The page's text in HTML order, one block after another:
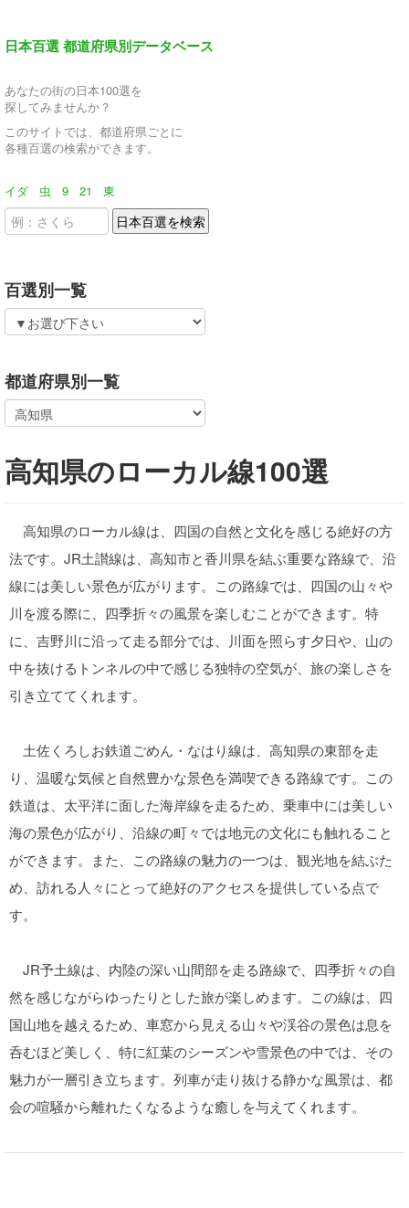
日本百選 都道府県別データベース
あなたの街の日本100選を
探してみませんか？
このサイトでは、都道府県ごとに
各種百選の検索ができます。
イダ 虫 9 21 東
百選別一覧
都道府県別一覧
高知県のローカル線100選
高知県のローカル線は、四国の自然と文化を感じる絶好の方
法です。JR土讃線は、高知市と香川県を結ぶ重要な路線で、沿
線には美しい景色が広がります。この路線では、四国の山々や
川を渡る際に、四季折々の風景を楽しむことができます。特
に、吉野川に沿って走る部分では、川面を照らす夕日や、山の
中を抜けるトンネルの中で感じる独特の空気が、旅の楽しさを
引き立ててくれます。
土佐くろしお鉄道ごめん・なはり線は、高知県の東部を走
り、温暖な気候と自然豊かな景色を満喫できる路線です。この
鉄道は、太平洋に面した海岸線を走るため、乗車中には美しい
海の景色が広がり、沿線の町々では地元の文化にも触れること
ができます。また、この路線の魅力の一つは、観光地を結ぶた
め、訪れる人々にとって絶好のアクセスを提供している点で
す。
JR予土線は、内陸の深い山間部を走る路線で、四季折々の自
然を感じながらゆったりとした旅が楽しめます。この線は、四
国山地を越えるため、車窓から見える山々や渓谷の景色は息を
呑むほど美しく、特に紅葉のシーズンや雪景色の中では、その
魅力が一層引き立ちます。列車が走り抜ける静かな風景は、都
会の喧騒から離れたくなるような癒しを与えてくれます。